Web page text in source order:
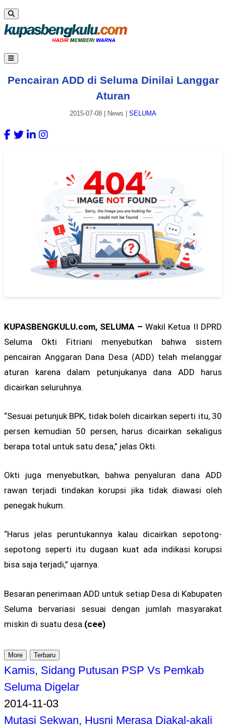
Pencairan ADD di Seluma Dinilai Langgar
Aturan
2015-07-08 News SELUMA
KUPASBENGKULU.com, SELUMA – Wakil Ketua II DPRD
Seluma Okti Fitriani menyebutkan bahwa sistem
pencairan Anggaran Dana Desa (ADD) telah melanggar
aturan karena dalam petunjukanya dana ADD harus
dicairkan seluruhnya.
“Sesuai petunjuk BPK, tidak boleh dicairkan seperti itu, 30
persen kemudian 50 persen, harus dicairkan sekaligus
berapa total untuk satu desa,” jelas Okti.
Okti juga menyebutkan, bahwa penyaluran dana ADD
rawan terjadi tindakan korupsi jika tidak diawasi oleh
penegak hukum.
“Harus jelas peruntukannya kalau dicairkan sepotong-
sepotong seperti itu dugaan kuat ada indikasi korupsi
bisa saja terjadi,” ujarnya.
Besaran penerimaan ADD untuk setiap Desa di Kabupaten
Seluma bervariasi sesuai dengan jumlah masyarakat
miskin di suatu desa.(cee)
More Terbaru
Kamis, Sidang Putusan PSP Vs Pemkab
Seluma Digelar
2014-11-03
Mutasi Sekwan, Husni Merasa Diakal-akali